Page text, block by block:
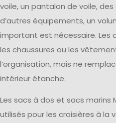
voile, un pantalon de voile,
d’autres équipements, un
important est nécessaire.
les chaussures ou les
l’organisation, mais ne
intérieur étanche.
Les sacs à dos et sacs marins
utilisés pour les croisières à la